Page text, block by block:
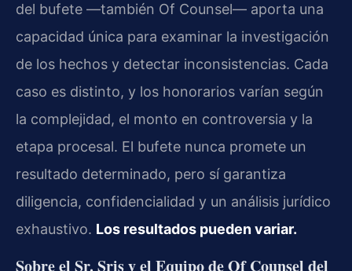
del bufete —también Of Counsel— aporta una
capacidad única para examinar la investigación
de los hechos y detectar inconsistencias. Cada
caso es distinto, y los honorarios varían según
la complejidad, el monto en controversia y la
etapa procesal. El bufete nunca promete un
resultado determinado, pero sí garantiza
diligencia, confidencialidad y un análisis jurídico
exhaustivo. Los resultados pueden variar.
Sobre el Sr. Sris y el Equipo de Of Counsel del